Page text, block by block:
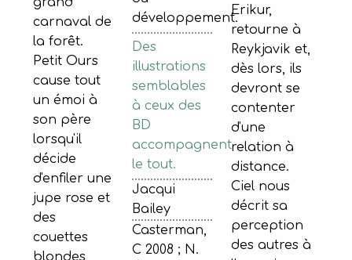
développement.
Des
illustrations
semblables
à ceux des
BD
accompagnent
le tout.
Jacqui
Bailey
Casterman,
C 2008 ; N.
carnaval de
la forêt.
Petit Ours
cause tout
un émoi à
son père
lorsqu'il
décide
d'enfiler une
jupe rose et
des
couettes
blondes
Erikur,
retourne à
Reykjavik et,
dès lors, ils
devront se
contenter
d'une
relation à
distance.
Ciel nous
décrit sa
perception
des autres à